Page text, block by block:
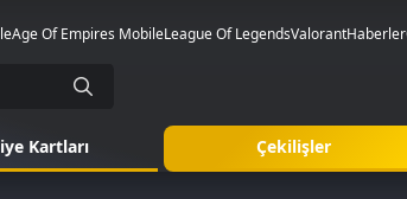
Age Of Empires MobileLeague Of LegendsValorantHaberler
Kartları Çekilişler